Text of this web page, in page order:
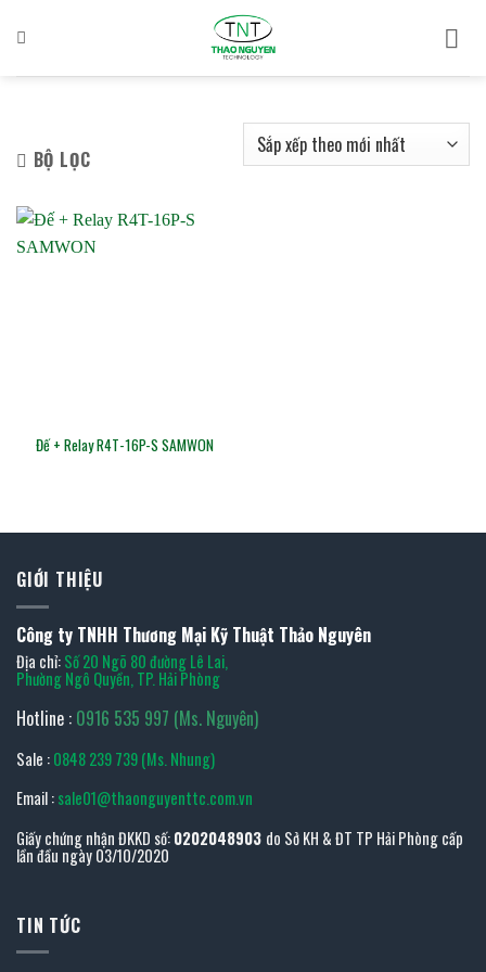
qua
BỘ LỌC
Đế + Relay R4T-16P-S SAMWON
GIỚI THIỆU
Công ty TNHH Thương Mại Kỹ Thuật Thảo Nguyên
Địa chỉ:Số 20 Ngõ 80 đường Lê Lai,
Phường Ngô Quyền, TP. Hải Phòng
Hotline : 0916 535 997 (Ms. Nguyên)
Sale :0848 239 739 (Ms. Nhung)
Email :sale01@thaonguyenttc.com.vn
Giấy chứng nhận ĐKKD số:0202048903 do Sở KH & ĐT TP Hải Phòng cấp
lần đầu ngày 03/10/2020
TIN TỨC